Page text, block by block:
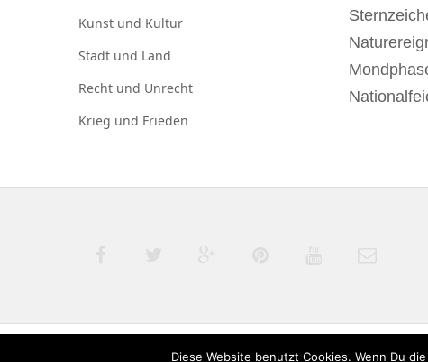
Kunst und Kultur
Stadt und Land
Recht und Unrecht
Krieg und Frieden
Diese Website benutzt Cookies. Wenn Du